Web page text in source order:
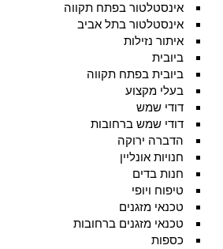
אינסטלטור בפתח תקווה
אינסטלטור בתל אביב
איתור נזילות
ביובית
ביובית בפתח תקווה
בעלי מקצוע
דודי שמש
דודי שמש ברחובות
הדברה ירוקה
חנויות אונליין
חנות בדים
טיפוח ויופי
טכנאי מזגנים
טכנאי מזגנים ברחובות
כספות